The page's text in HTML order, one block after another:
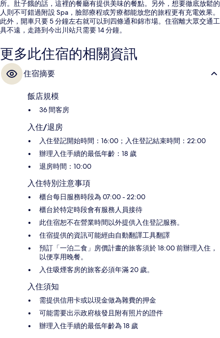
所。肚子餓的話，這裡的餐廳有提供美味的餐點。另外，想要徹底放鬆的
人則不可錯過附設 Spa，臉部療程或芳療都能放您的旅程更有充電效果。
此外，開車只要 5 分鐘左右就可以到四條通和錦市場。住宿離大眾交通工
具不遠，走路到今出川站只需要 14 分鐘。
更多此住宿的相關資訊
住宿摘要
飯店規模
36 間客房
入住/退房
入住登記開始時間：16:00；入住登記結束時間：22:00
辦理入住手續的最低年齡：18 歲
退房時間：10:00
入住特別注意事項
櫃台每日服務時段為 07:00 - 22:00
櫃台於特定時段會有服務人員接待
此住宿恕不在營業時間以外提供入住登記服務。
住宿提供的資訊可能經由自動翻譯工具翻譯
預訂「一泊二食」房價計畫的旅客須於 18:00 前辦理入住，
以便享用晚餐。
入住吸煙客房的旅客必須年滿 20 歲。
入住須知
需提供信用卡或以現金做為雜費的押金
可能需要出示政府核發且附有照片的證件
辦理入住手續的最低年齡為 18 歲